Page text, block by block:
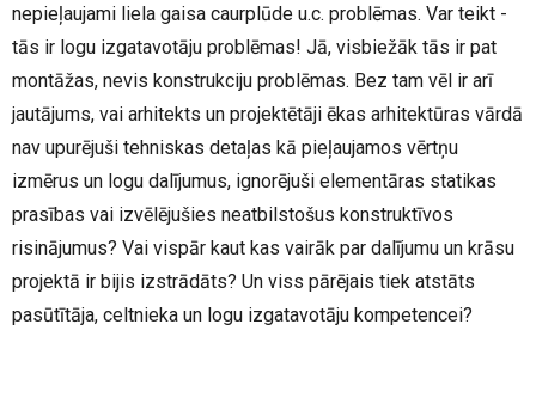
nepieļaujami liela gaisa caurplūde u.c. problēmas. Var teikt -
tās ir logu izgatavotāju problēmas! Jā, visbiežāk tās ir pat
montāžas, nevis konstrukciju problēmas. Bez tam vēl ir arī
jautājums, vai arhitekts un projektētāji ēkas arhitektūras vārdā
nav upurējuši tehniskas detaļas kā pieļaujamos vērtņu
izmērus un logu dalījumus, ignorējuši elementāras statikas
prasības vai izvēlējušies neatbilstošus konstruktīvos
risinājumus? Vai vispār kaut kas vairāk par dalījumu un krāsu
projektā ir bijis izstrādāts? Un viss pārējais tiek atstāts
pasūtītāja, celtnieka un logu izgatavotāju kompetencei?